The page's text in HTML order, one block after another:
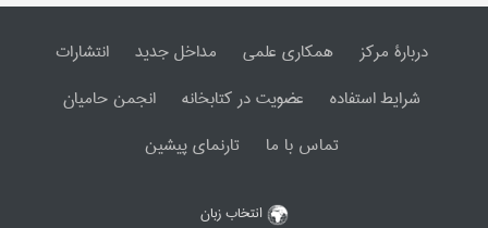
دربارۀ مرکز همکاری علمی مداخل جدید
انتشارات
شرایط استفاده
عضویت در کتابخانه
انجمن حامیان
تماس با ما
تارنمای پیشین
انتخاب زبان